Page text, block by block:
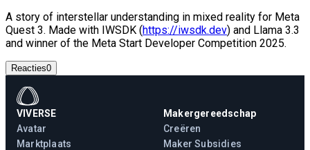
A story of interstellar understanding in mixed reality for Meta
Quest 3. Made with IWSDK (https://iwsdk.dev) and Llama 3.3
and winner of the Meta Start Developer Competition 2025.
Reacties0
VIVERSE
Avatar
Marktplaats
Makergereedschap
Creëren
Maker Subsidies